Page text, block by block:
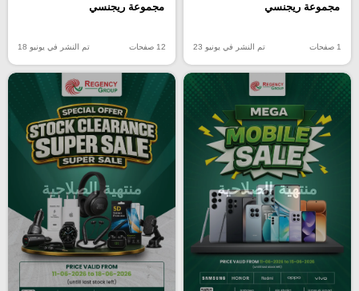
مجموعة ريجنسي
1 صفحات تم النشر في يونيو 23
مجموعة ريجنسي
12 صفحات تم النشر في يونيو 18
منتهية الصلاحية منتهية الصلاحية